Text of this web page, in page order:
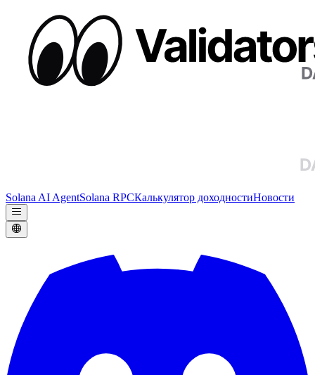
Solana AI AgentSolana RPCКалькулятор доходностиНовости